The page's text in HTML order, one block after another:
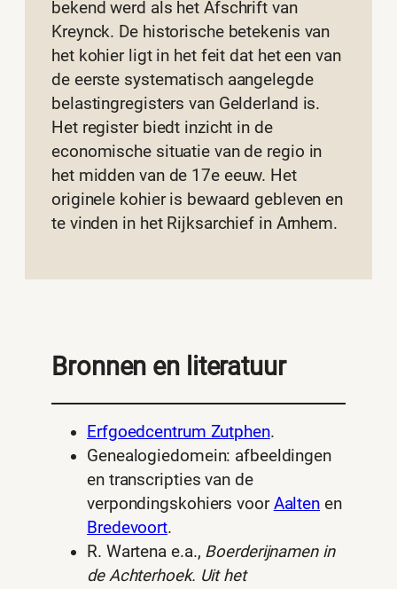
bekend werd als het Afschrift van
Kreynck. De historische betekenis van
het kohier ligt in het feit dat het een van
de eerste systematisch aangelegde
belastingregisters van Gelderland is.
Het register biedt inzicht in de
economische situatie van de regio in
het midden van de 17e eeuw. Het
originele kohier is bewaard gebleven en
te vinden in het Rijksarchief in Arnhem.
Bronnen en literatuur
Erfgoedcentrum Zutphen.
Genealogiedomein: afbeeldingen
en transcripties van de
verpondingskohiers voorAalten en
Bredevoort.
R. Wartena e.a., Boerderijnamen in
de Achterhoek. Uit het